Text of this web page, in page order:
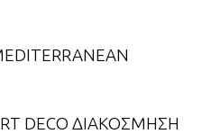
DECO ΔΙΑΚΟΣΜΗΣΗ